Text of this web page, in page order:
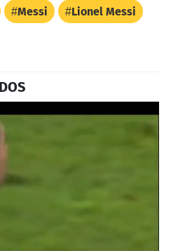
Messi Lionel Messi